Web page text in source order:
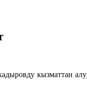
кызматтан